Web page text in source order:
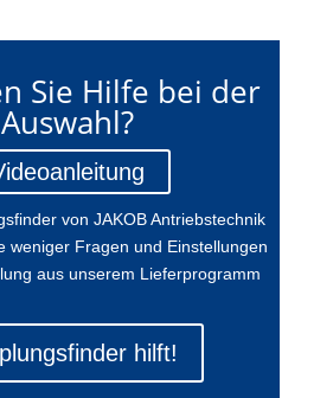
Sie Hilfe bei der
Auswahl?
von JAKOB Antriebstechnik
weniger Fragen und Einstellungen
aus unserem Lieferprogramm
hilft!